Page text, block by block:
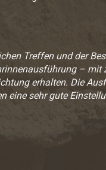
Treffen und der
–
erhalten. Die
eine sehr gute